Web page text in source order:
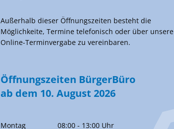
Außerhalb dieser Öffnungszeiten besteht die
Möglichkeite, Termine telefonisch oder über unsere
Online-Terminvergabe zu vereinbaren.
Öffnungszeiten BürgerBüro
ab dem 10. August 2026
Montag 08:00 - 13:00 Uhr